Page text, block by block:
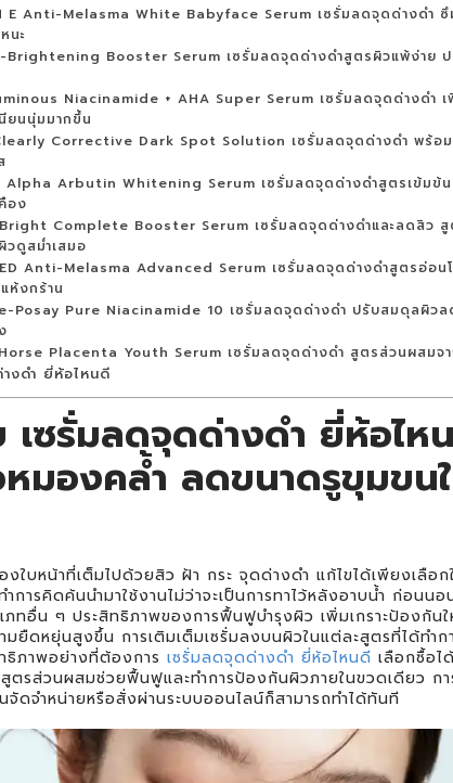
E Anti-Melasma White Babyface Serum เซรั่มลดจุดด่างดำ ซึ
นะ
Brightening Booster Serum เซรั่มลดจุดด่างดำสูตรผิวแพ้ง่าย
Niacinamide + AHA Super Serum เซรั่มลดจุดด่างดำ เ
ยนนุ่มมากขึ้น
Corrective Dark Spot Solution เซรั่มลดจุดด่างดำ พร้อ
Alpha Arbutin Whitening Serum เซรั่มลดจุดด่างดำสูตรเข้มข้น
อง
Complete Booster Serum เซรั่มลดจุดด่างดำและลดสิว สู
วดูสม่ำเสมอ
Anti-Melasma Advanced Serum เซรั่มลดจุดด่างดำสูตรอ่อน
ห้งกร้าน
Posay Pure Niacinamide 10 เซรั่มลดจุดด่างดำ ปรับสมดุลผิวล
Horse Placenta Youth Serum เซรั่มลดจุดด่างดำ สูตรส่วนผสมจ
งดำ ยี่ห้อไหนดี
เซรั่มลดจุดด่างดำ ยี่ห้อไห
มองคล้ำ ลดขนาดรูขุมขน
งใบหน้าที่เต็มไปด้วยสิว ฝ้า กระ จุดด่างดำ แก้ไขได้เพียงเลือก
ำการคิดค้นนำมาใช้งานไม่ว่าจะเป็นการทาไว้หลังอาบน้ำ ก่อนน
เภทอื่น ๆ ประสิทธิภาพของการฟื้นฟูบำรุงผิว เพิ่มเกราะป้องกัน
มยืดหยุ่นสูงขึ้น การเติมเต็มเซรั่มลงบนผิวในแต่ละสูตรที่ได้ทำก
ธิภาพอย่างที่ต้องการ เซรั่มลดจุดด่างดำ ยี่ห้อไหนดี เลือกซื้อไ
ตรส่วนผสมช่วยฟื้นฟูและทำการป้องกันผิวภายในขวดเดียว กา
จัดจำหน่ายหรือสั่งผ่านระบบออนไลน์ก็สามารถทำได้ทันที